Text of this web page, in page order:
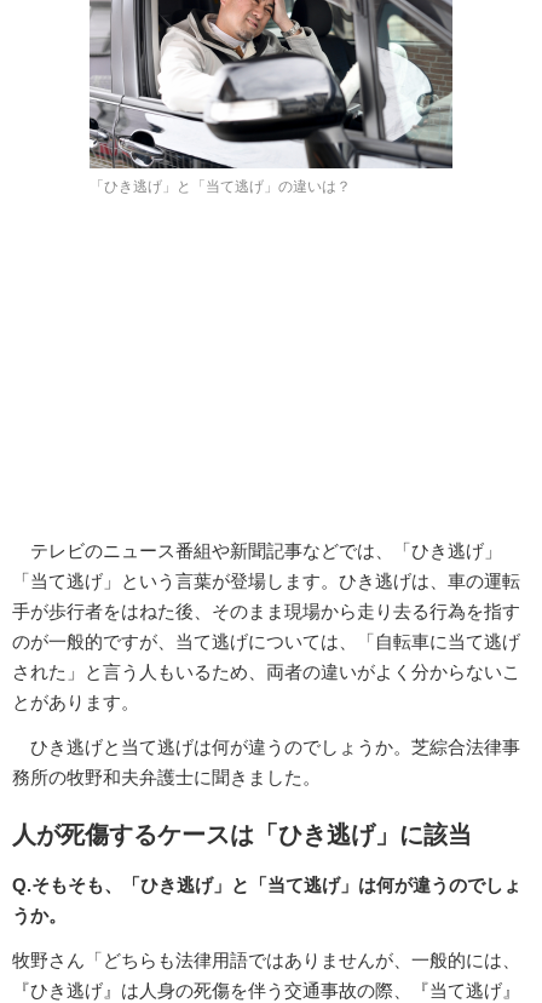
「ひき逃げ」と「当て逃げ」の違いは？
テレビのニュース番組や新聞記事などでは、「ひき逃げ」
「当て逃げ」という言葉が登場します。ひき逃げは、車の運転
手が歩行者をはねた後、そのまま現場から走り去る行為を指す
のが一般的ですが、当て逃げについては、「自転車に当て逃げ
された」と言う人もいるため、両者の違いがよく分からないこ
とがあります。
ひき逃げと当て逃げは何が違うのでしょうか。芝綜合法律事
務所の牧野和夫弁護士に聞きました。
人が死傷するケースは「ひき逃げ」に該当
Q.そもそも、「ひき逃げ」と「当て逃げ」は何が違うのでしょ
うか。
牧野さん「どちらも法律用語ではありませんが、一般的には、
『ひき逃げ』は人身の死傷を伴う交通事故の際、『当て逃げ』